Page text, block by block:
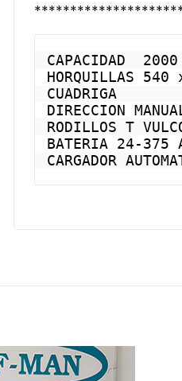
CAPACIDAD  2000
HORQUILLAS 540
CUADRIGA
DIRECCION
RODILLOS T
BATERIA 24-375
CARGADOR